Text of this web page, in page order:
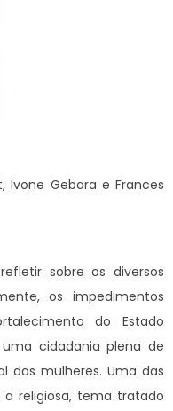
Ivone Gebara e Frances
sobre os diversos
os impedimentos
do Estado
cidadania plena de
das mulheres. Uma das
religiosa, tema tratado